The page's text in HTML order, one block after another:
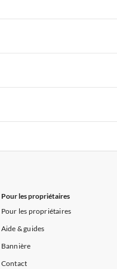
Appartements de Vacances à Sud
Appartements de Vacances à Sud
Appartements de Vacances à Sud
Appartements de Vacances à Sud
Pour les propriétaires
Pour les propriétaires
Aide & guides
Bannière
Contact